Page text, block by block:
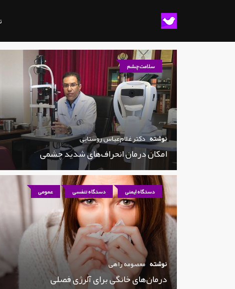
سلامت چشم
نوشته دکتر غلام‌عباس روستایی
امکان درمان انحراف‌های شدید چشمی
دستگاه ایمنی دستگاه تنفسی عمومی
نوشته معصومه راهی
درمان‌های خانگی برای آلرژی فصلی